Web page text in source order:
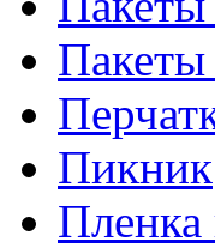
Пакеты
Пикник
Пленка